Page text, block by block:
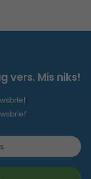
vers. Mis niks!